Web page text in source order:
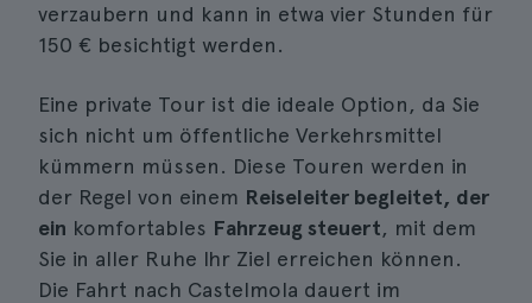
verzaubern und kann in etwa vier Stunden für
150 € besichtigt werden.
Eine private Tour ist die ideale Option, da Sie
sich nicht um öffentliche Verkehrsmittel
kümmern müssen. Diese Touren werden in
der Regel von einem Reiseleiter begleitet, der
ein komfortables Fahrzeug steuert, mit dem
Sie in aller Ruhe Ihr Ziel erreichen können.
Die Fahrt nach Castelmola dauert im